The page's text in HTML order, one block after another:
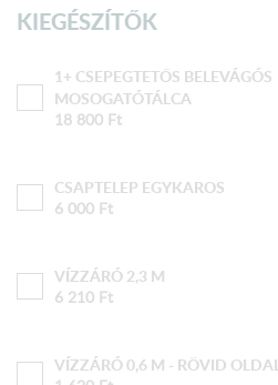
KIEGÉSZÍTŐK
1+ CSEPEGTETŐS BELEVÁGÓS
MOSOGATÓTÁLCA
18 800 Ft
CSAPTELEP EGYKAROS
6 000 Ft
VÍZZÁRÓ 2,3 M
6 210 Ft
VÍZZÁRÓ 0,6 M - RÖVID OLDAL